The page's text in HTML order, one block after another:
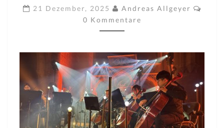
IN
DER
SCHLOSSKIRCHE
MICHAEL,
PFORZHEIM
AM
20.12.2025
21 Dezember, 2025 Andreas Allgeyer
0 Kommentare